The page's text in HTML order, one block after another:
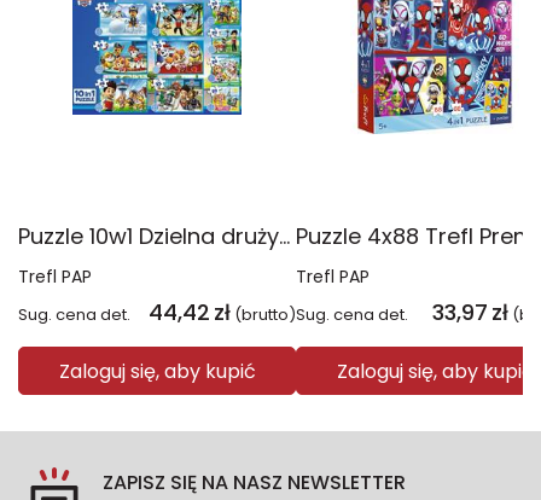
Puzzle 10w1 Dzielna drużyna Psiego Patrolu 96012
Trefl PAP
Sug. cena det. 44,42 zł (brutto)
Zaloguj się, aby kupić
Trefl PAP
Sug. cena det. 33,97 zł
Zaloguj się, aby kupić
ZAPISZ SIĘ NA NASZ NEWSLETTER